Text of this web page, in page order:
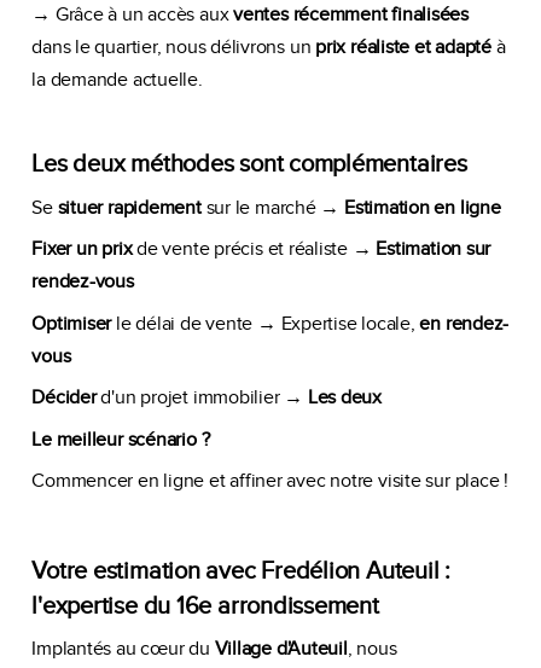
→ Grâce à un accès auxventes récemment finalisées
dans le quartier, nous délivrons un prix réaliste et adaptéà
la demande actuelle.
Les deux méthodes sont complémentaires
Se situer rapidementsur le marché → Estimation en ligne
Fixer un prixde vente précis et réaliste → Estimation sur
rendez-vous
Optimiserle délai de vente → Expertise locale,en rendez-
vous
Déciderd'un projet immobilier → Les deux
Le meilleur scénario ?
Commencer en ligne et affiner avec notre visite sur place !
Votre estimation avec Fredélion Auteuil :
l'expertise du 16e arrondissement
Implantés au cœur du Village d'Auteuil, nous